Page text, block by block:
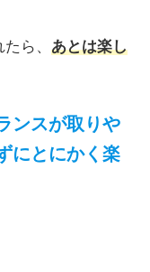
ら、 あとは楽し
ンスが取りや
にとにかく楽